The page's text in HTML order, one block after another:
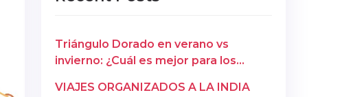
Triángulo Dorado en verano vs
invierno: ¿Cuál es mejor para los
VIAJES ORGANIZADOS A LA INDIA